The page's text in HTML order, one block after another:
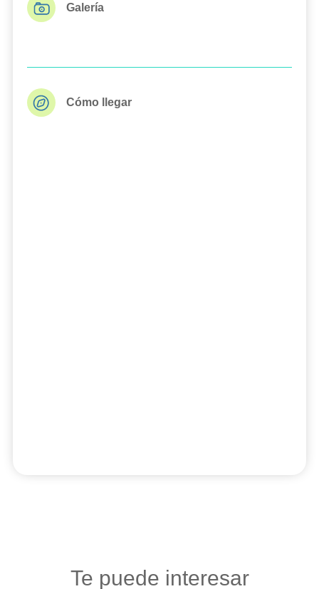
Galería
Cómo llegar
Te puede interesar